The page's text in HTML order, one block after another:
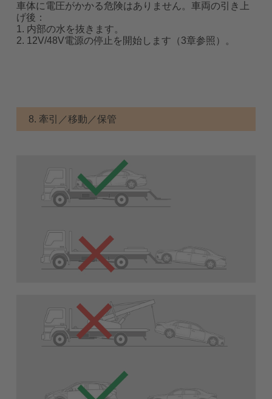
車体に電圧がかかる危険はありません。車両の引き上
げ後：
1. 内部の水を抜きます。
2. 12V/48V電源の停止を開始します（3章参照）。
8. 牽引／移動／保管